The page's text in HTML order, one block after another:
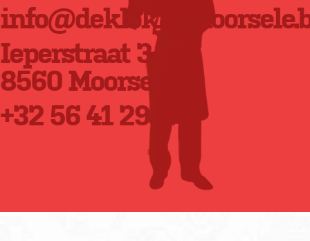
Ieperstraat 3
8560 Moorsele
+32 56 41 29 17